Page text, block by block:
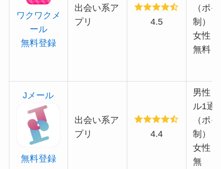
ワクワクメ
ール
無料登録
出会い系ア
プリ
4.5
（ポ
制）
女性
無料
Jメール
無料登録
出会い系ア
プリ
4.4
男性
ル1通
（ポ
制）
女性
無